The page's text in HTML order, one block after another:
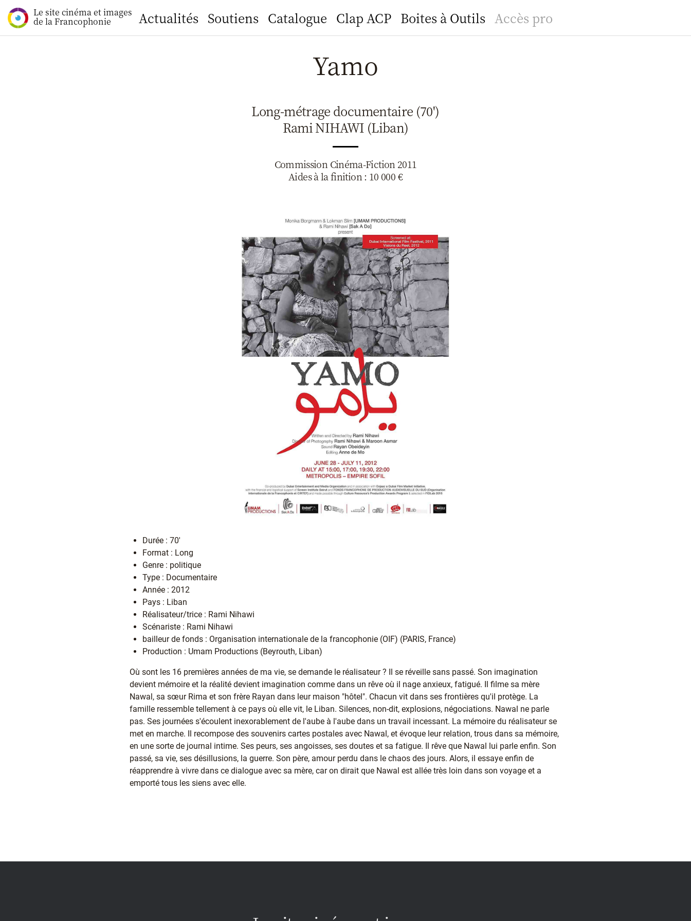
Le site cinéma et images
de la Francophonie Actualités Soutiens Catalogue Clap ACP Boites à Outils Accès pro
Yamo
Long-métrage documentaire (70')
Rami NIHAWI (Liban)
Commission Cinéma-Fiction 2011
Aides à la finition : 10 000 €
Durée : 70'
Format : Long
Genre : politique
Type : Documentaire
Année : 2012
Pays : Liban
Réalisateur/trice : Rami Nihawi
Scénariste : Rami Nihawi
bailleur de fonds : Organisation internationale de la francophonie (OIF) (PARIS, France)
Production : Umam Productions (Beyrouth, Liban)
Où sont les 16 premières années de ma vie, se demande le réalisateur ? Il se réveille sans passé. Son imagination
devient mémoire et la réalité devient imagination comme dans un rêve où il nage anxieux, fatigué. Il filme sa mère
Nawal, sa sœur Rima et son frère Rayan dans leur maison "hôtel". Chacun vit dans ses frontières qu'il protège. La
famille ressemble tellement à ce pays où elle vit, le Liban. Silences, non-dit, explosions, négociations. Nawal ne parle
pas. Ses journées s'écoulent inexorablement de l'aube à l'aube dans un travail incessant. La mémoire du réalisateur se
met en marche. Il recompose des souvenirs cartes postales avec Nawal, et évoque leur relation, trous dans sa mémoire,
en une sorte de journal intime. Ses peurs, ses angoisses, ses doutes et sa fatigue. Il rêve que Nawal lui parle enfin. Son
passé, sa vie, ses désillusions, la guerre. Son père, amour perdu dans le chaos des jours. Alors, il essaye enfin de
réapprendre à vivre dans ce dialogue avec sa mère, car on dirait que Nawal est allée très loin dans son voyage et a
emporté tous les siens avec elle.